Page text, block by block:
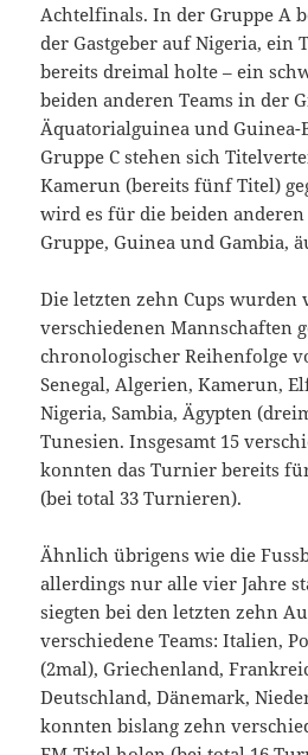
Achtelfinals. In der Gruppe A
der Gastgeber auf Nigeria, ein
bereits dreimal holte – ein
beiden anderen Teams in der
Äquatorialguinea und Guinea-
Gruppe C stehen sich
Kamerun (bereits fünf Titel)
wird es für die beiden anderen
Gruppe, Guinea und Gambia,
Die letzten zehn Cups wurden
verschiedenen Mannschaften
chronologischer Reihenfolge
Senegal, Algerien, Kamerun,
Nigeria, Sambia, Ägypten
Tunesien. Insgesamt 15
konnten das Turnier bereits
(bei total 33 Turnieren).
Ähnlich übrigens wie die
allerdings nur alle vier Jahre
siegten bei den letzten zehn
verschiedene Teams: Italien,
(2mal), Griechenland,
Deutschland, Dänemark,
konnten bislang zehn